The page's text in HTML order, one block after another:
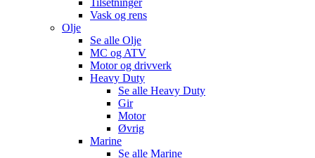
Vask og rens
Olje
Se alle Olje
MC og ATV
Motor og drivverk
Heavy Duty
Se alle Heavy Duty
Gir
Motor
Øvrig
Marine
Se alle Marine